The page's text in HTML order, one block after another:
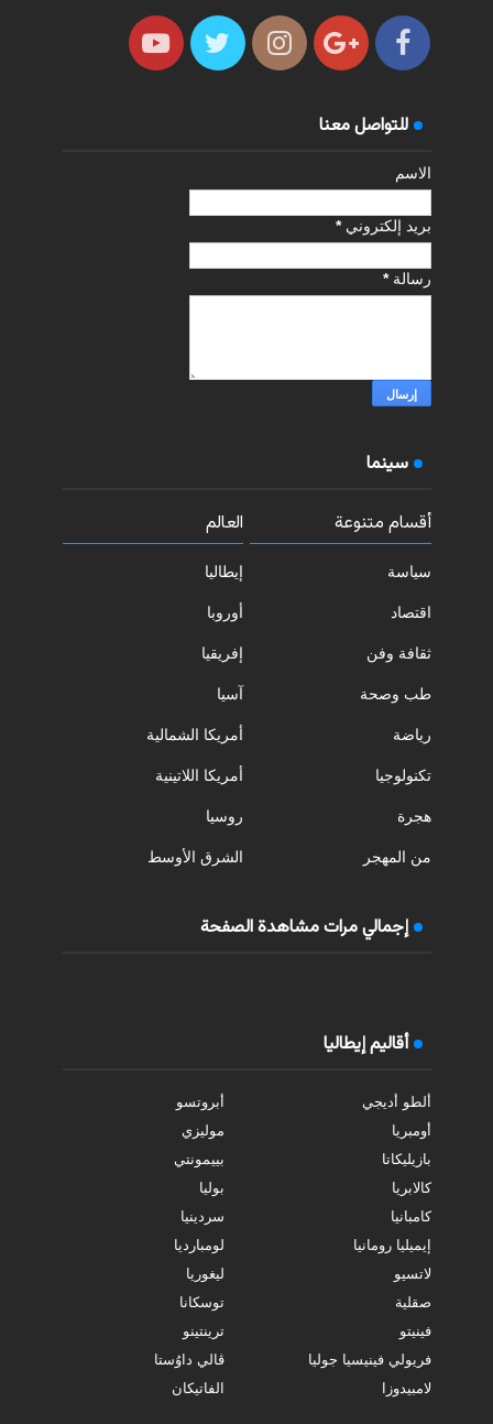
للتواصل معنا
الاسم
بريد إلكتروني*
رسالة*
سينما
أقسام متنوعة
سياسة
اقتصاد
ثقافة وفن
طب وصحة
رياضة
تكنولوجيا
هجرة
من المهجر
العالم
إيطاليا
أوروبا
إفريقيا
آسيا
أمريكا الشمالية
أمريكا اللاتينية
روسيا
الشرق الأوسط
إجمالي مرات مشاهدة الصفحة
أقاليم إيطاليا
ألطو أديجي
أبروتسو
أومبريا
موليزي
بازيليكاتا
بييمونتي
كالابريا
بوليا
كامبانيا
سردينيا
إيميليا رومانيا
لومبارديا
لاتسيو
ليغوريا
صقلية
توسكانا
فينيتو
ترينتينو
فريولي فينيسيا جوليا
ڤالي داوُستا
لامبيدوزا
الفاتيكان